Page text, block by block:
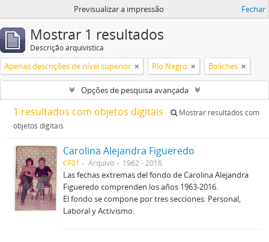
Previsualizar a impressão Fechar
Mostrar 1 resultados
Descrição arquivística
Apenas descrições de nível superior Río Negro Boliches
Opções de pesquisa avançada
1 resultados com objetos digitais
Mostrar resultados com
objetos digitais
Carolina Alejandra Figueredo
CF01 Arquivo 1962 - 2016
Las fechas extremas del fondo de Carolina Alejandra
Figueredo comprenden los años 1963-2016.
El fondo se compone por tres secciones: Personal,
Laboral y Activismo.